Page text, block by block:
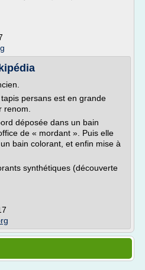
persans est en grande
renom.
déposée dans un bain
de « mordant ». Puis elle
bain colorant, et enfin mise à
synthétiques (découverte